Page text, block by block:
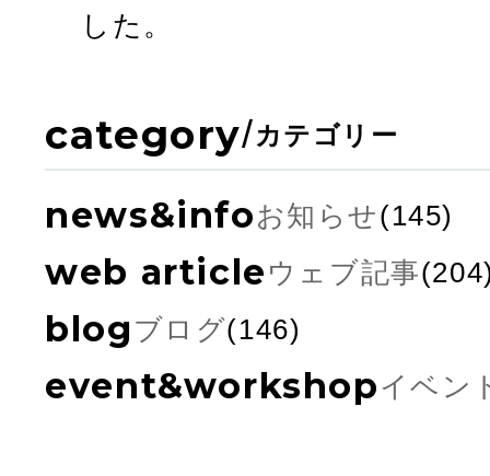
した。
category/カテゴリー
news&infoお知らせ(145)
web article ウェブ記事
blog ブログ(146)
event&workshopイベン